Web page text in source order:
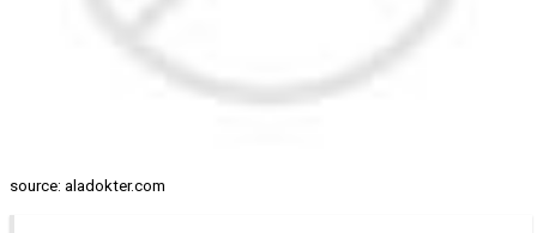
source: aladokter.com